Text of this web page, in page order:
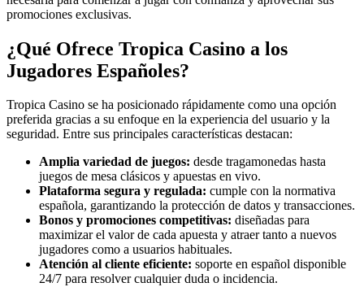
promociones exclusivas.
¿Qué Ofrece Tropica Casino a los
Jugadores Españoles?
Tropica Casino se ha posicionado rápidamente como una opción
preferida gracias a su enfoque en la experiencia del usuario y la
seguridad. Entre sus principales características destacan:
Amplia variedad de juegos: desde tragamonedas hasta
juegos de mesa clásicos y apuestas en vivo.
Plataforma segura y regulada: cumple con la normativa
española, garantizando la protección de datos y transacciones.
Bonos y promociones competitivas: diseñadas para
maximizar el valor de cada apuesta y atraer tanto a nuevos
jugadores como a usuarios habituales.
Atención al cliente eficiente: soporte en español disponible
24/7 para resolver cualquier duda o incidencia.